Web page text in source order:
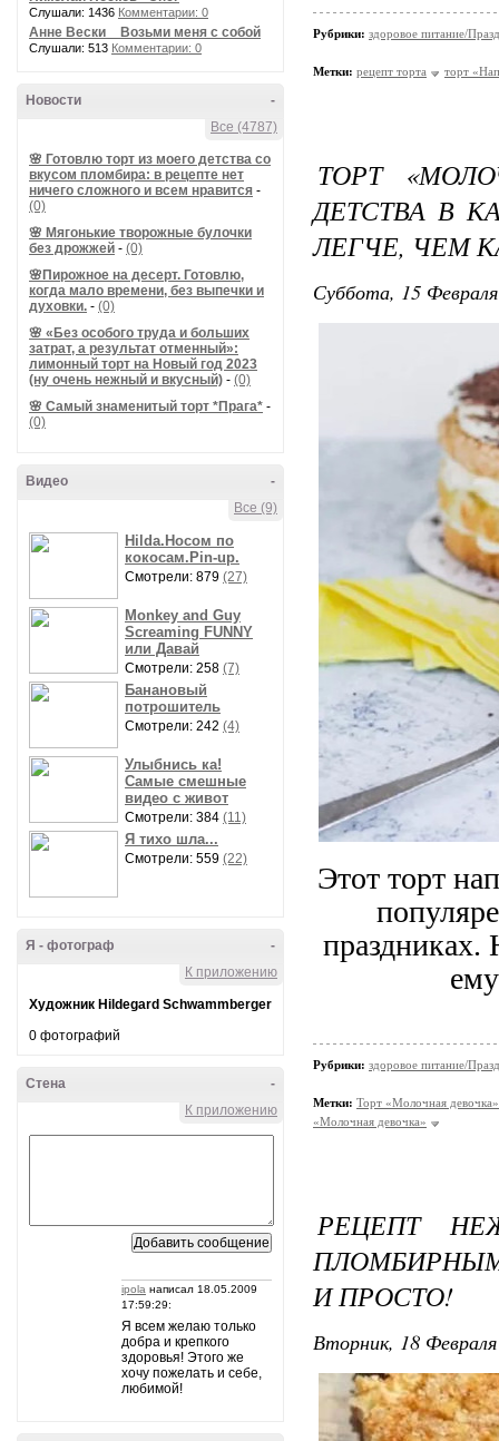
Слушали: 1436 Комментарии: 0
Анне Вески _ Возьми меня с собой
Слушали: 513 Комментарии: 0
-
Новости
Все (4787)
🌸 Готовлю торт из моего детства со
вкусом пломбира: в рецепте нет
ничего сложного и всем нравится -
(0)
🌸 Мягонькие творожные булочки
без дрожжей - (0)
🌸Пирожное на десерт. Готовлю,
когда мало времени, без выпечки и
духовки. - (0)
🌸 «Без особого труда и больших
затрат, а результат отменный»:
лимонный торт на Новый год 2023
(ну очень нежный и вкусный) - (0)
🌸 Самый знаменитый торт *Прага* -
(0)
-
Видео
Все (9)
Hilda.Носом по
кокосам.Pin-up.
Смотрели: 879 (27)
Monkey and Guy
Screaming FUNNY
или Давай
Смотрели: 258 (7)
Банановый
потрошитель
Смотрели: 242 (4)
Улыбнись ка!
Самые смешные
видео с живот
Смотрели: 384 (11)
Я тихо шла...
Смотрели: 559 (22)
-
Я - фотограф
К приложению
Художник Hildegard Schwammberger
0 фотографий
-
Стена
К приложению
ipola написал 18.05.2009
17:59:29:
Я всем желаю только
добра и крепкого
здоровья! Этого же
хочу пожелать и себе,
любимой!
Рубрики: здоровое питание/
Метки: рецепт торта торт
ТОРТ
ДЕТСТВА В
ЛЕГЧЕ, ЧЕМ
Суббота, 15
Этот торт
праздниках.
Рубрики: здоровое питание/
Метки: Торт «Молочная девочка»
«Молочная девочка»
РЕЦЕПТ
И ПРОСТО!
Вторник, 18